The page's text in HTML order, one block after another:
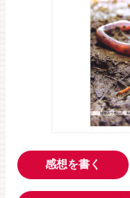
感想を書く